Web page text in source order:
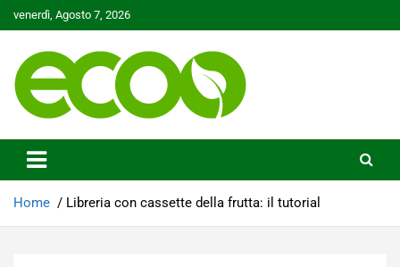
to
venerdì, Agosto 7, 2026
Ecoo.it
Home Libreria con cassette della frutta: il tutorial